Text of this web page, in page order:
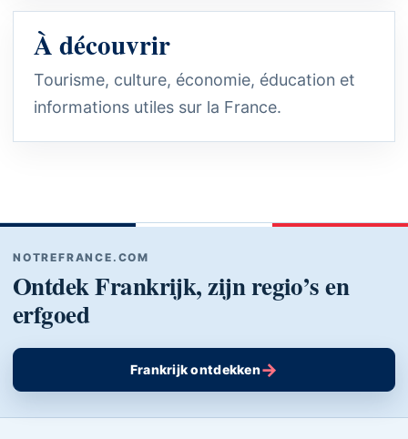
À découvrir
Tourisme, culture, économie, éducation et
informations utiles sur la France.
NOTREFRANCE.COM
Ontdek Frankrijk, zijn regio’s en
erfgoed
Frankrijk ontdekken→